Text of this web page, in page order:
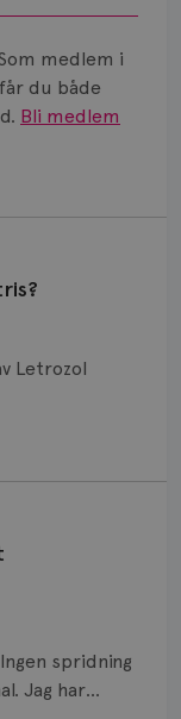
medlem i
du både
Bli medlem
Letrozol
en del
Prata din
Det kan ofta
se att
spridning
Jag har